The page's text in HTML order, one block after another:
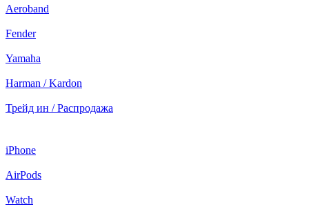
Aeroband
Fender
Yamaha
Harman / Kardon
Трейд ин / Распродажа
iPhone
AirPods
Watch